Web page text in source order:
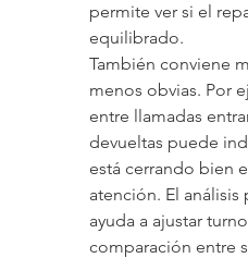
permite ver si el
equilibrado.
También conviene
menos obvias. Por
entre llamadas
devueltas puede
está cerrando bien
atención. El análisis
ayuda a ajustar
comparación entre